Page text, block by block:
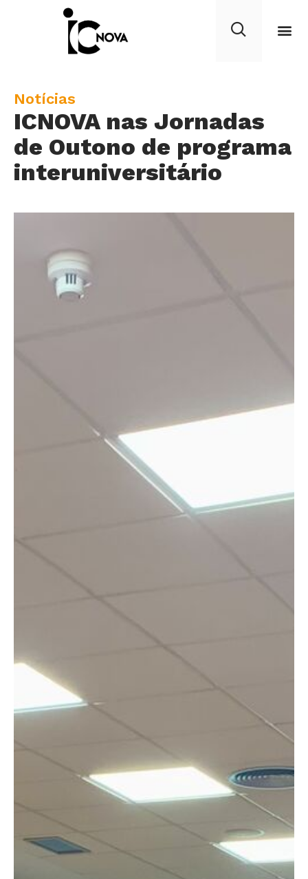
ICNOVA nas Jornadas
de Outono de programa
interuniversitário
C
a
e
r
Notícias